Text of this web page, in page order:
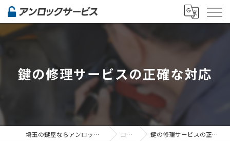
鍵の修理サービスの正確な対応
埼玉の鍵屋ならアンロックサービス コラム 鍵の修理サービスの正確な対応